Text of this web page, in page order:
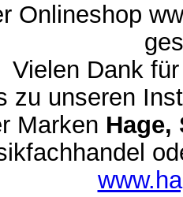
Onlineshop
Vielen Dank
zu unseren
Marken Hage,